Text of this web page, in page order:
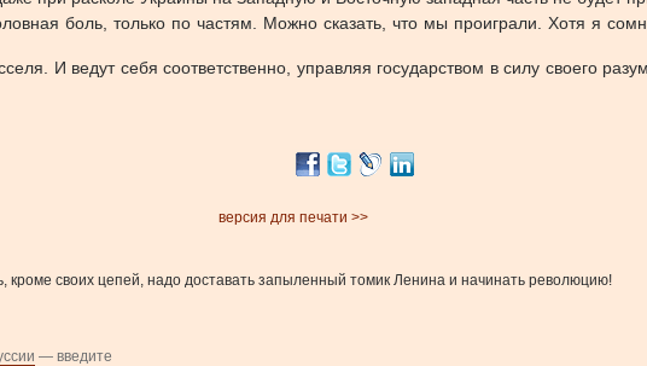
боль, только по частям. Можно сказать, что мы проиграли. Хотя я
И ведут себя соответственно, управляя государством в силу своего
версия для печати >>
кроме своих цепей, надо доставать запыленный томик Ленина и начинать революцию!
— введите